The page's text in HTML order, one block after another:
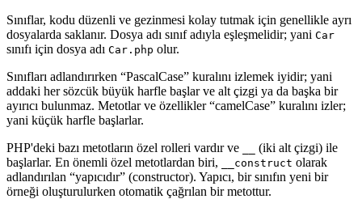
Sınıflar, kodu düzenli ve gezinmesi kolay tutmak için genellikle ayrı
dosyalarda saklanır. Dosya adı sınıf adıyla eşleşmelidir; yani Car
sınıfı için dosya adı Car.php olur.
Sınıfları adlandırırken “PascalCase” kuralını izlemek iyidir; yani
addaki her sözcük büyük harfle başlar ve alt çizgi ya da başka bir
ayırıcı bulunmaz. Metotlar ve özellikler “camelCase” kuralını izler;
yani küçük harfle başlarlar.
PHP'deki bazı metotların özel rolleri vardır ve
(iki alt çizgi) ile
başlarlar. En önemli özel metotlardan biri,
__construct olarak
adlandırılan “yapıcıdır” (constructor). Yapıcı, bir sınıfın yeni bir
örneği oluşturulurken otomatik çağrılan bir metottur.